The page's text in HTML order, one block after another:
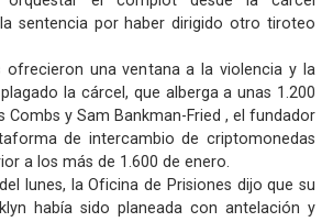
sentencia por haber dirigido otro tiroteo
ofrecieron una ventana a la violencia y la
la cárcel, que alberga a unas 1.200
Combs y Sam Bankman-Fried , el fundador
de intercambio de criptomonedas
a los más de 1.600 de enero.
lunes, la Oficina de Prisiones dijo que su
había sido planeada con antelación y